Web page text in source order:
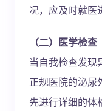
况，应及时就医
（二）医学检查
当自我检查发现
正规医院的泌尿
先进行详细的体